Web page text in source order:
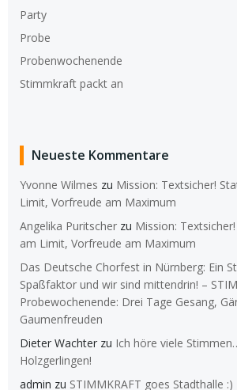
Party
Probe
Probenwochenende
Stimmkraft packt an
Neueste Kommentare
Yvonne Wilmes zu Mission: Textsicher!
Limit, Vorfreude am Maximum
Angelika Puritscher zu Mission:
am Limit, Vorfreude am Maximum
Das Deutsche Chorfest in Nürnberg: Ein
Spaßfaktor und wir sind mittendrin! –
Probewochenende: Drei Tage Gesang,
Gaumenfreuden
Dieter Wachter zu Ich höre viele
Holzgerlingen!
admin zu STIMMKRAFT goes Stadthalle :)